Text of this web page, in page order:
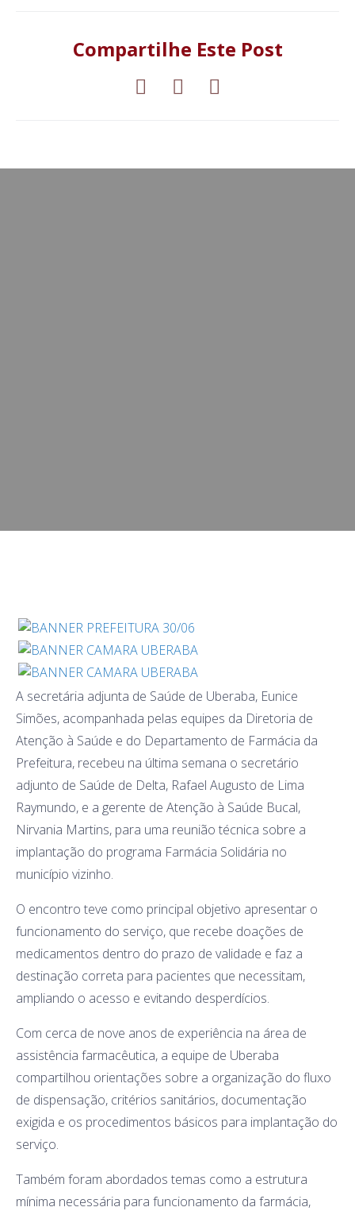
Compartilhe Este Post
A secretária adjunta de Saúde de Uberaba, Eunice
Simões, acompanhada pelas equipes da Diretoria de
Atenção à Saúde e do Departamento de Farmácia da
Prefeitura, recebeu na última semana o secretário
adjunto de Saúde de Delta, Rafael Augusto de Lima
Raymundo, e a gerente de Atenção à Saúde Bucal,
Nirvania Martins, para uma reunião técnica sobre a
implantação do programa Farmácia Solidária no
município vizinho.
O encontro teve como principal objetivo apresentar o
funcionamento do serviço, que recebe doações de
medicamentos dentro do prazo de validade e faz a
destinação correta para pacientes que necessitam,
ampliando o acesso e evitando desperdícios.
Com cerca de nove anos de experiência na área de
assistência farmacêutica, a equipe de Uberaba
compartilhou orientações sobre a organização do fluxo
de dispensação, critérios sanitários, documentação
exigida e os procedimentos básicos para implantação do
serviço.
Também foram abordados temas como a estrutura
mínima necessária para funcionamento da farmácia,